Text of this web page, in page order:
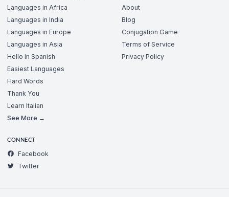
Languages in Africa
Languages in India
Languages in Europe
Languages in Asia
Hello in Spanish
Easiest Languages
Hard Words
Thank You
Learn Italian
See More →
About
Blog
Conjugation Game
Terms of Service
Privacy Policy
CONNECT
Facebook
Twitter